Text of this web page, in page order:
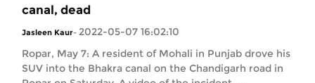
canal, dead
Jasleen Kaur- 2022-05-07 16:02:10
Ropar, May 7: A resident of Mohali in Punjab drove his
SUV into the Bhakra canal on the Chandigarh road in